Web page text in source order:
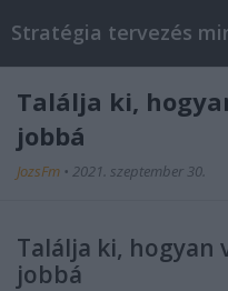
Stratégia tervezés
Találja ki,
jobbá
JozsFm • 2021. szeptember 30.
Találja ki, hogyan
jobbá